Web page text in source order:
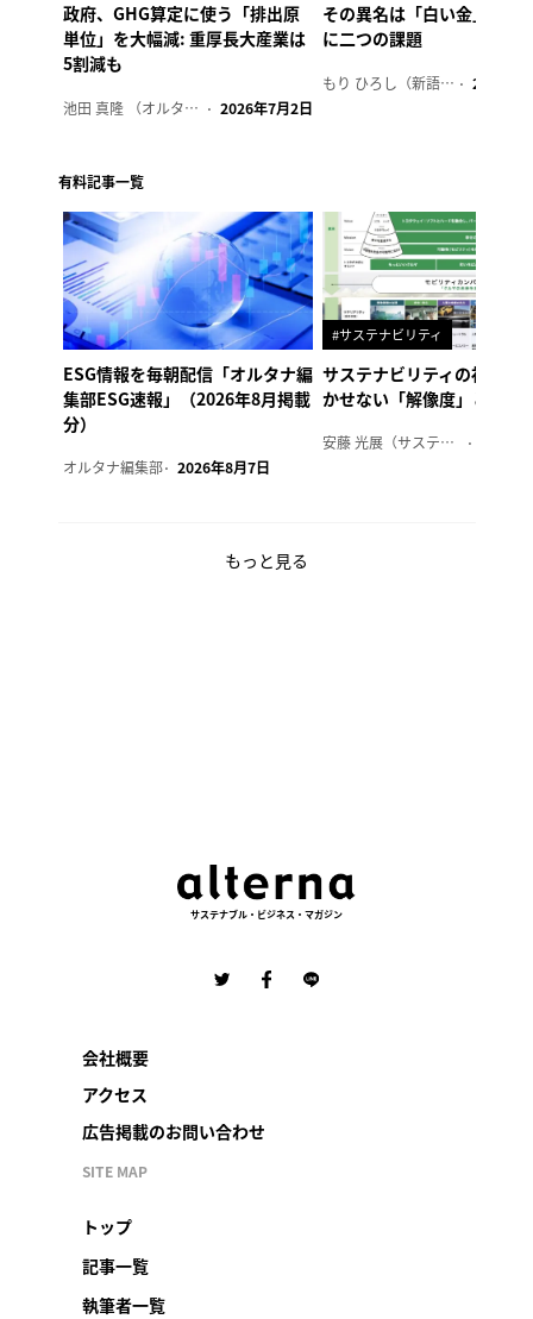
政府、GHG算定に使う「排出原
単位」を大幅減: 重厚長大産業は
5割減も
池田 真隆 （オルタナ輪番編集長） 2026年7月2日
その異名は「白い金」、リ
に二つの課題
もり ひろし（新語ウォッチャー） 2023年7
有料記事一覧
ESG情報を毎朝配信「オルタナ編
集部ESG速報」（2026年8月掲載
分）
オルタナ編集部 2026年8月7日
#サステナビリティ
サステナビリティの社内浸
かせない「解像度」とは
安藤 光展（サステナビリティ・コンサルタント）
もっと見る
サステナブル・ビジネス・マガジン
会社概要
アクセス
広告掲載のお問い合わせ
SITE MAP
トップ
記事一覧
執筆者一覧